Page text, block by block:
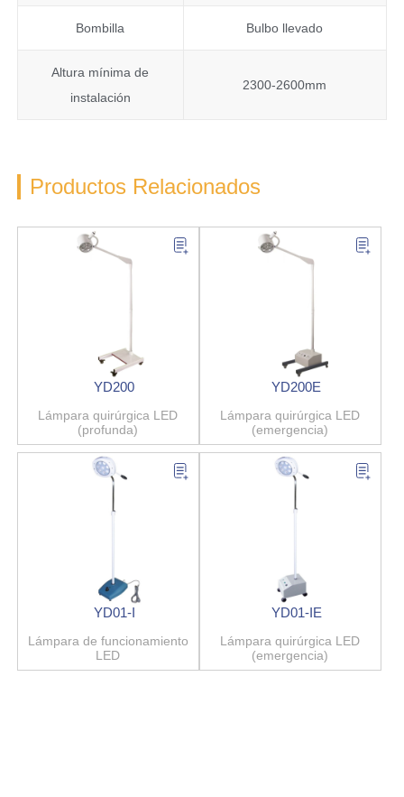
Bombilla Bulbo llevado
Altura mínima de
instalación
2300-2600mm
Productos Relacionados
YD200
Lámpara quirúrgica LED
(profunda)
YD200E
Lámpara quirúrgica LED
(emergencia)
YD01-I
Lámpara de funcionamiento
LED
YD01-IE
Lámpara quirúrgica LED
(emergencia)